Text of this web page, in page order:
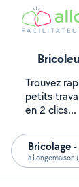
Trouvez
petits
en 2 clics...
Bricolage
à Longemaison